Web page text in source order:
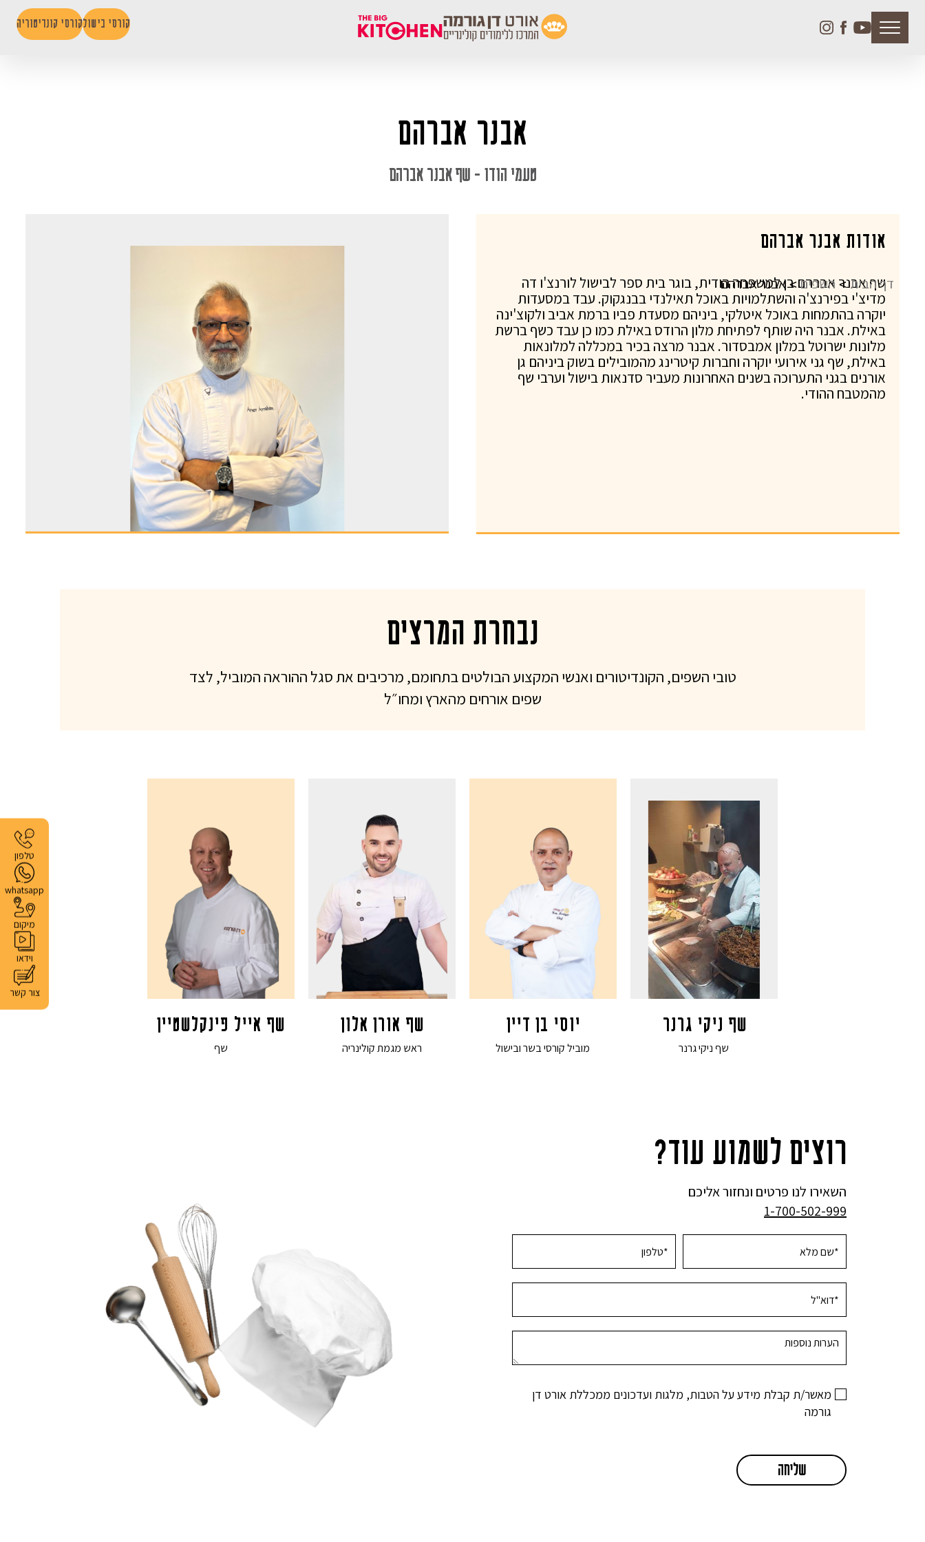
Toggle
navigation
קורסי בישולקורסי קונדיטוריה
טלפון
whatsapp
מיקום
וידאו
צור קשר
דף הבית השפים אבנר אברהם
אבנר אברהם
טעמי הודו - שף אבנר אברהם
אודות אבנר אברהם
שף אבנר אברהם בן למשפחה הודית, בוגר בית ספר לבישול לורנצ'ו דה
מדיצ'י בפירנצ'ה והשתלמויות באוכל תאילנדי בבנגקוק. עבד במסעדות
יוקרה בהתמחות באוכל איטלקי, ביניהם מסעדת פביו ברמת אביב ולקוצ'ינה
באילת. אבנר היה שותף לפתיחת מלון הרודס באילת כמו כן עבד כשף ברשת
מלונות ישרוטל במלון אמבסדור. אבנר מרצה בכיר במכללה למלונאות
באילת, שף גני אירועי יוקרה וחברות קיטרינג מהמובילים בשוק ביניהם גן
אורנים בגני התערוכה בשנים האחרונות מעביר סדנאות בישול וערבי שף
מהמטבח ההודי.
נבחרת המרצים
טובי השפים, הקונדיטורים ואנשי המקצוע הבולטים בתחומם, מרכיבים את סגל ההוראה המוביל, לצד
שפים אורחים מהארץ ומחו״ל
שף אייל פינקלשטיין
שף
שף אורן אלון
ראש מגמת קולינריה
יוסי בן דיין
מוביל קורסי בשר ובישול
שף ניקי גרנר
שף ניקי גרנר
רוצים לשמוע עוד?
השאירו לנו פרטים ונחזור אליכם
1-700-502-999
מאשר/ת קבלת מידע על הטבות, מלגות ועדכונים ממכללת אורט דן
גורמה